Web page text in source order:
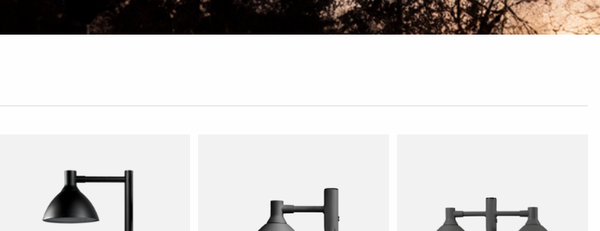
Skymningsrelä
Ersätter lysrör T8
Ersätter lysrör T5